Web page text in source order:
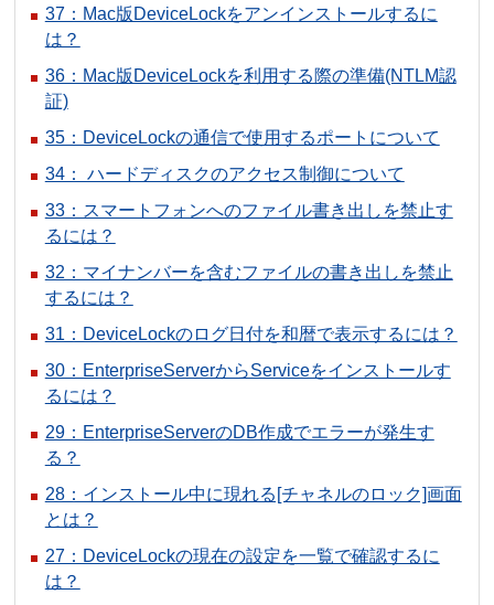
37：Mac版DeviceLockをアンインストールするに
は？
36：Mac版DeviceLockを利用する際の準備(NTLM認
証)
35：DeviceLockの通信で使用するポートについて
34： ハードディスクのアクセス制御について
33：スマートフォンへのファイル書き出しを禁止す
るには？
32：マイナンバーを含むファイルの書き出しを禁止
するには？
31：DeviceLockのログ日付を和暦で表示するには？
30：EnterpriseServerからServiceをインストールす
るには？
29：EnterpriseServerのDB作成でエラーが発生す
る？
28：インストール中に現れる[チャネルのロック]画面
とは？
27：DeviceLockの現在の設定を一覧で確認するに
は？